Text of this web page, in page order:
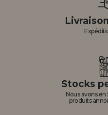
Stocks
Nous avons en
produits